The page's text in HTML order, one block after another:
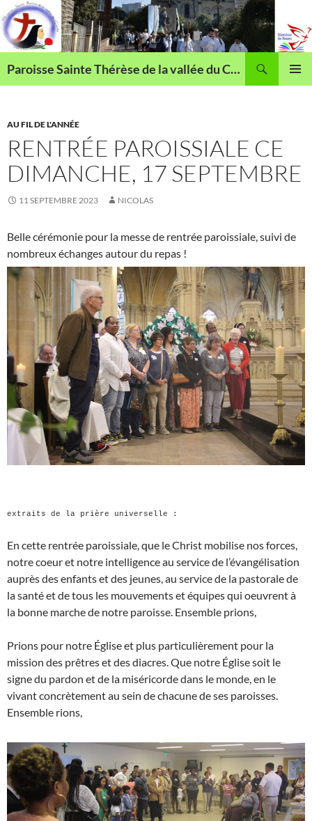
Aller
au
contenu
Paroisse Sainte Thérèse de la vallée du Cailly
AU FIL DE L'ANNÉE
RENTRÉE PAROISSIALE CE
DIMANCHE, 17 SEPTEMBRE
11 SEPTEMBRE 2023 NICOLAS
Belle cérémonie pour la messe de rentrée paroissiale, suivi de
nombreux échanges autour du repas !
extraits de la prière universelle :
En cette rentrée paroissiale, que le Christ mobilise nos forces,
notre coeur et notre intelligence au service de l’évangélisation
auprès des enfants et des jeunes, au service de la pastorale de
la santé et de tous les mouvements et équipes qui oeuvrent à
la bonne marche de notre paroisse. Ensemble prions,
Prions pour notre Église et plus particulièrement pour la
mission des prêtres et des diacres. Que notre Église soit le
signe du pardon et de la miséricorde dans le monde, en le
vivant concrètement au sein de chacune de ses paroisses.
Ensemble rions,